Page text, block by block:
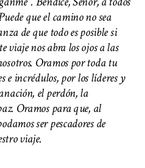
que el camino no sea
de que todo es posible si
viaje nos abra los ojos a las
Oramos por toda tu
e incrédulos, por los líderes y
el perdón, la
Oramos para que, al
ser pescadores de
viaje.